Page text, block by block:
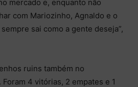
mercado e, enquanto não
com Mariozinho, Agnaldo e o
sai como a gente deseja”,
ruins também no
4 vitórias, 2 empates e 1